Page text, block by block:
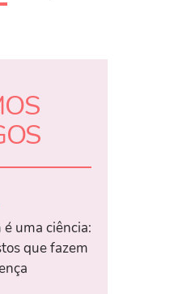
uma ciência:
que fazem